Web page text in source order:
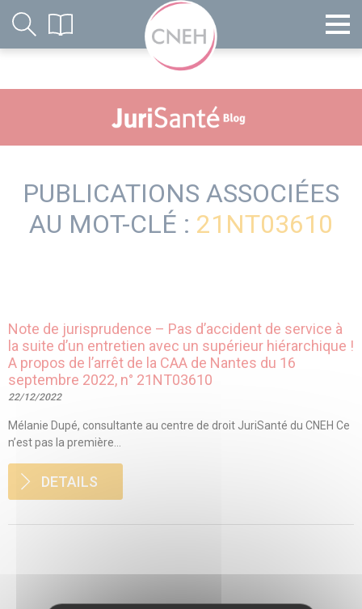
PUBLICATIONS ASSOCIÉES
AU MOT-CLÉ : 21NT03610
Note de jurisprudence – Pas d’accident de service à
la suite d’un entretien avec un supérieur hiérarchique !
A propos de l’arrêt de la CAA de Nantes du 16
septembre 2022, n° 21NT03610
22/12/2022
Mélanie Dupé, consultante au centre de droit JuriSanté du CNEH Ce
n’est pas la première...
DETAILS